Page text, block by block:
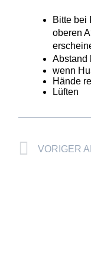
Bitte bei
oberen
Abstand
wenn
Hände
Lüften
Prev
VORIGER